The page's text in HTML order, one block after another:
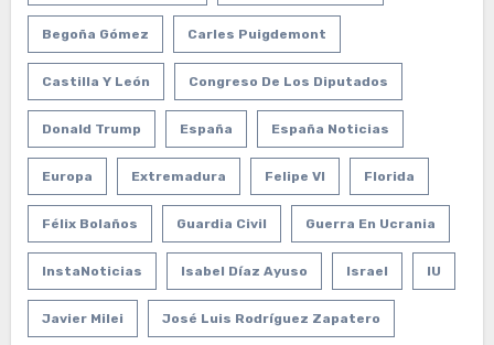
Begoña Gómez Carles Puigdemont
Castilla Y León Congreso De Los Diputados
Donald Trump España España Noticias
Europa Extremadura Felipe VI Florida
Félix Bolaños Guardia Civil Guerra En Ucrania
InstaNoticias Isabel Díaz Ayuso Israel IU
Javier Milei José Luis Rodríguez Zapatero